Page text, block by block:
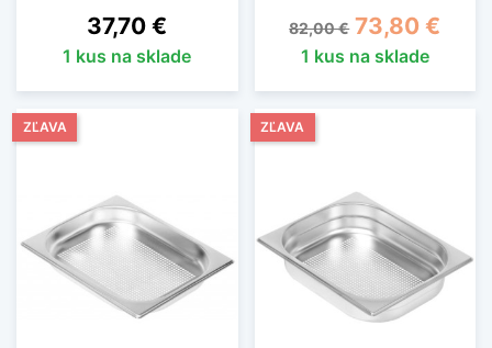
Cena
37,70 €
1 kus na sklade
Základná cena
82,00 € Cena
73,80 €
1 kus na sklade
ZĽAVA ZĽAVA